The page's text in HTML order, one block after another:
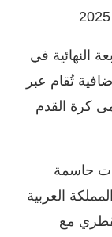
النهائية في
تُقام عبر
كرة القدم
حاسمة
العربية
مع